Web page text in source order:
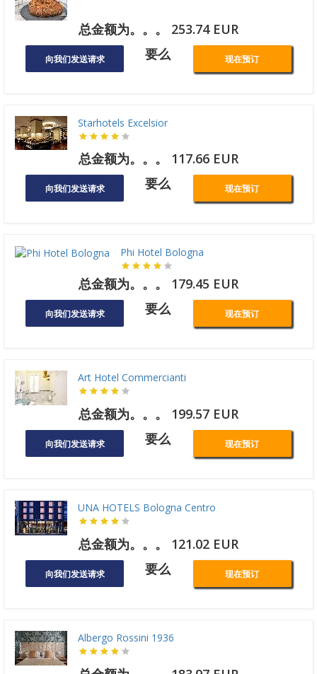
总金额为。。。 253.74 EUR
向我们发送请求 要么 现在预订
Starhotels Excelsior
总金额为。。。 117.66 EUR
向我们发送请求 要么 现在预订
Phi Hotel Bologna
总金额为。。。 179.45 EUR
向我们发送请求 要么 现在预订
Art Hotel Commercianti
总金额为。。。 199.57 EUR
向我们发送请求 要么 现在预订
UNA HOTELS Bologna Centro
总金额为。。。 121.02 EUR
向我们发送请求 要么 现在预订
Albergo Rossini 1936